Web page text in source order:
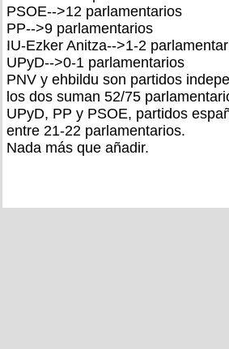
PSOE-->12 parlamentarios
PP-->9 parlamentarios
IU-Ezker Anitza-->1-2
UPyD-->0-1 parlamentarios
PNV y ehbildu son partidos
los dos suman 52/75
UPyD, PP y PSOE, partidos
entre 21-22 parlamentarios.
Nada más que añadir.